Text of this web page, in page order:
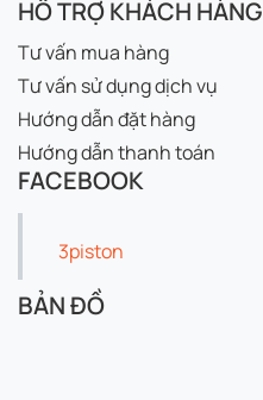
HỖ TRỢ KHÁCH HÀNG
Tư vấn mua hàng
Tư vấn sử dụng dịch vụ
Hướng dẫn đặt hàng
Hướng dẫn thanh toán
FACEBOOK
3piston
BẢN ĐỒ